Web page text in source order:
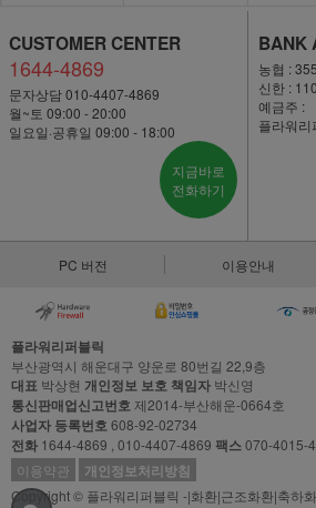
CUSTOMER CENTER
1644-4869
문자상담 010-4407-4869
월~토 09:00 - 20:00
일요일·공휴일 09:00 - 18:00
지금바로
전화하기
BANK
농협 :
신한 :
예금주 :
플라워리
PC 버전 이용안내
플라워리퍼블릭
부산광역시 해운대구 양운로 80번길 22,9층
대표 박상현 개인정보 보호 책임자 박신영
통신판매업신고번호제2014-부산해운-0664호
사업자 등록번호608-92-02734
전화 1644-4869 , 010-4407-4869 팩스070-4015-
이용약관
개인정보처리방침
Copyright © 플라워리퍼블릭 -|화환|근조화환|축하